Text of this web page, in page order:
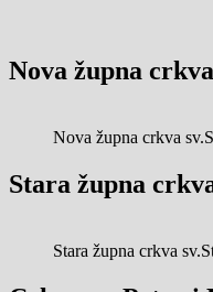
Nova župna
Nova župna crkva
Stara župna
Stara župna crkva